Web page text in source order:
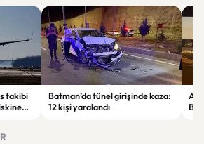
takibi
Batman’da tünel girişinde kaza:
12 kişi yaralandı